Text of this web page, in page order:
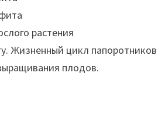
растения
Жизненный цикл папоротников
плодов.